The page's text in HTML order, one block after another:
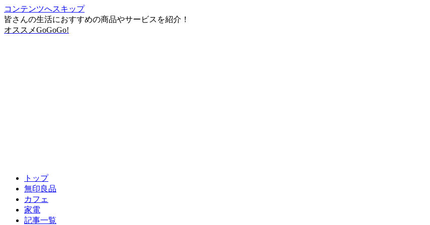
コンテンツへスキップ
皆さんの生活におすすめの商品やサービスを紹介！
オススメGoGoGo!
トップ
無印良品
カフェ
家電
記事一覧